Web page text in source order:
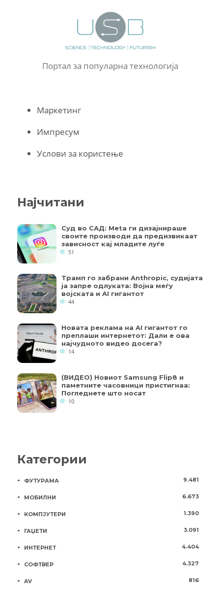
Портал за популарна технологија
Маркетинг
Импресум
Услови за користење
Најчитани
Суд во САД: Meta ги дизајнираше
своите производи да предизвикаат
зависност кај младите луѓе
51
Трамп го забрани Anthropic, судијата
ја запре одлуката: Војна меѓу
војската и AI гигантот
44
Новата реклама на AI гигантот го
преплаши интернетот: Дали е ова
најчудното видео досега?
14
(ВИДЕО) Новиот Samsung Flip8 и
паметните часовници пристигнаа:
Погледнете што носат
10
Категории
ФУТУРАМА 9.481
МОБИЛНИ 6.673
КОМПЈУТЕРИ 1.390
ГАЏЕТИ 3.091
ИНТЕРНЕТ 4.404
СОФТВЕР 4.327
AV 816